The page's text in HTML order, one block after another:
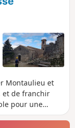
Montaulieu et
et de franchir
pour une
sauvages mais